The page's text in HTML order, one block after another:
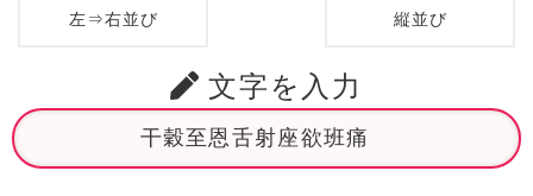
左⇒右並び
縦並び
文字を入力